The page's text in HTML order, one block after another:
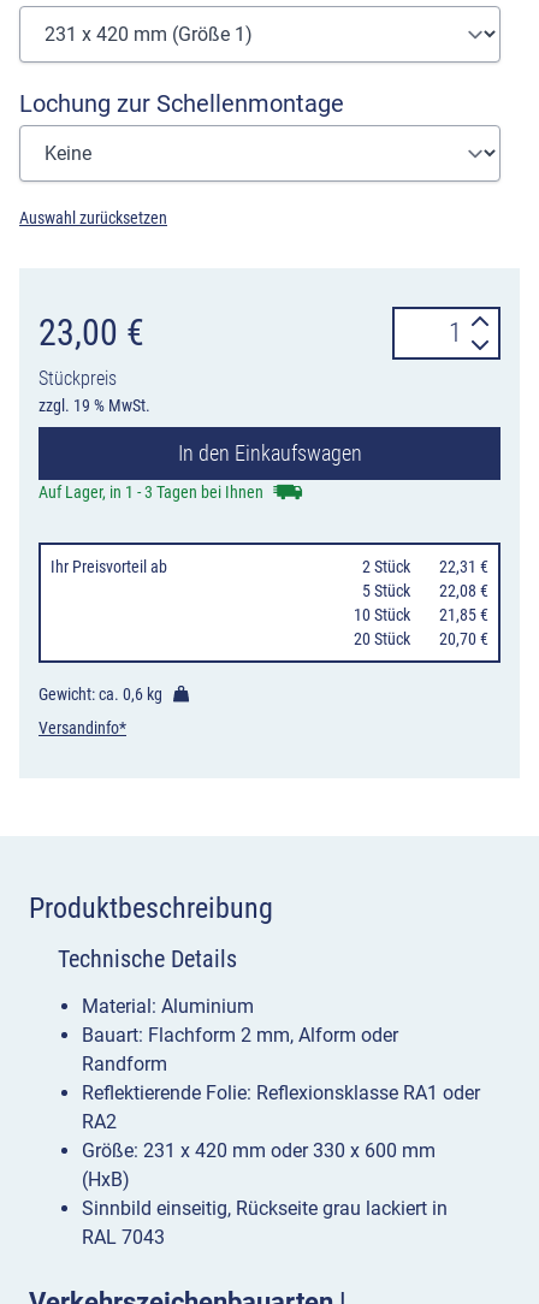
Lochung zur Schellenmontage
Auswahl zurücksetzen
23,00 €
Stückpreis
zzgl. 19 % MwSt.
Hinweisschild
Widerrechtlich
Fahrzeuge
Menge
In den Einkaufswagen
Auf Lager, in 1 - 3 Tagen bei Ihnen
Ihr Preisvorteil ab 2 Stück
22,31 €
5 Stück
22,08 €
10 Stück
21,85 €
20 Stück
20,70 €
Gewicht: ca. 0,6 kg
Versandinfo*
Produktbeschreibung
Technische Details
Material: Aluminium
Bauart: Flachform 2 mm, Alform oder
Randform
Reflektierende Folie: Reflexionsklasse RA1 oder
RA2
Größe: 231 x 420 mm oder 330 x 600 mm
(HxB)
Sinnbild einseitig, Rückseite grau lackiert in
RAL 7043